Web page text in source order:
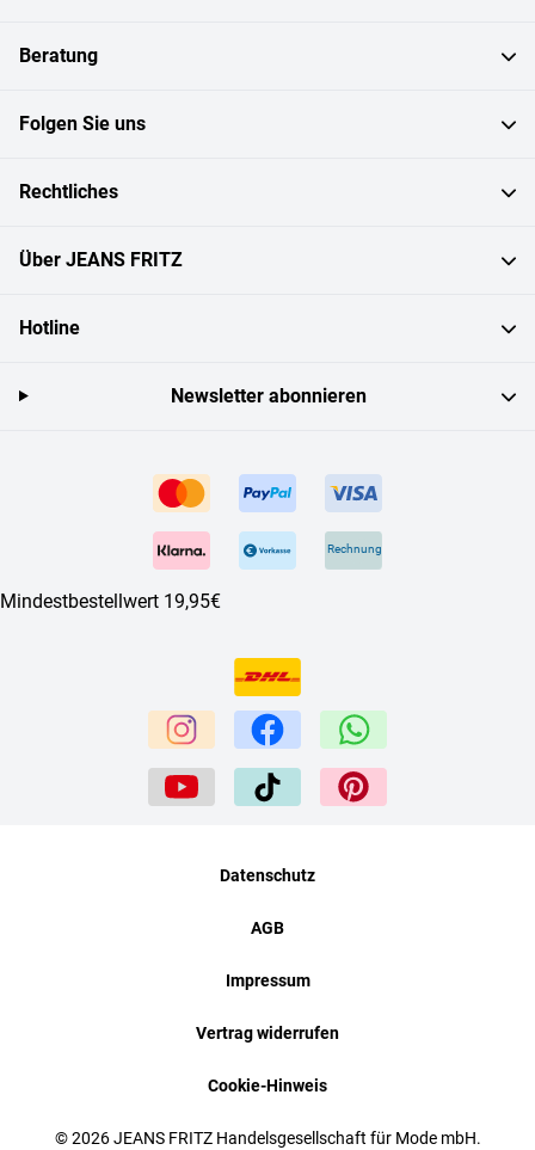
Beratung
Folgen Sie uns
Rechtliches
Über JEANS FRITZ
Hotline
Rechnung
Mindestbestellwert 19,95€
Newsletter abonnieren
© 2026 JEANS FRITZ Handelsgesellschaft für Mode mbH.
Datenschutz
AGB
Impressum
Vertrag widerrufen
Cookie-Hinweis